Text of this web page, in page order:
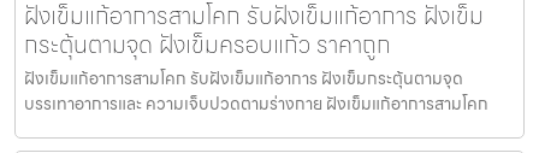
ฝังเข็มแก้อาการสามโคก รับฝังเข็มแก้อาการ ฝังเข็ม
กระตุ้นตามจุด ฝังเข็มครอบแก้ว ราคาถูก
ฝังเข็มแก้อาการสามโคก รับฝังเข็มแก้อาการ ฝังเข็มกระตุ้นตามจุด
บรรเทาอาการและ ความเจ็บปวดตามร่างกาย ฝังเข็มแก้อาการสามโคก